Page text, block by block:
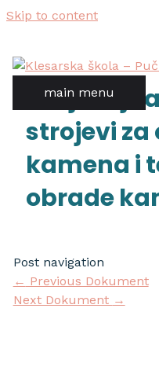
Skip to content
main menu
natječaj
strojevi za
kamena i
obrade
Post navigation
← Previous Dokument
Next Dokument →